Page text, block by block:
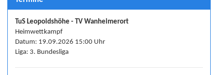
TuS Leopoldshöhe - TV Wanheimerort
Heimwettkampf
Datum: 19.09.2026 15:00 Uhr
Liga: 3. Bundesliga